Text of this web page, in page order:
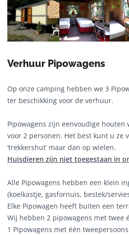
Verhuur Pipowagens
Op onze camping hebben we 3
ter beschikking voor de verhuur.
Pipowagens zijn eenvoudige
voor 2 personen. Het best kunt u ze
‘trekkershut’ maar dan op wielen.
Huisdieren zijn niet toegestaan in
Alle Pipowagens hebben een klein
(koelkastje, gasfornuis, bestek/
Elke Pipowagen heeft buiten een
Wij hebben 2 pipowagens met twee
1 Pipowagens met één